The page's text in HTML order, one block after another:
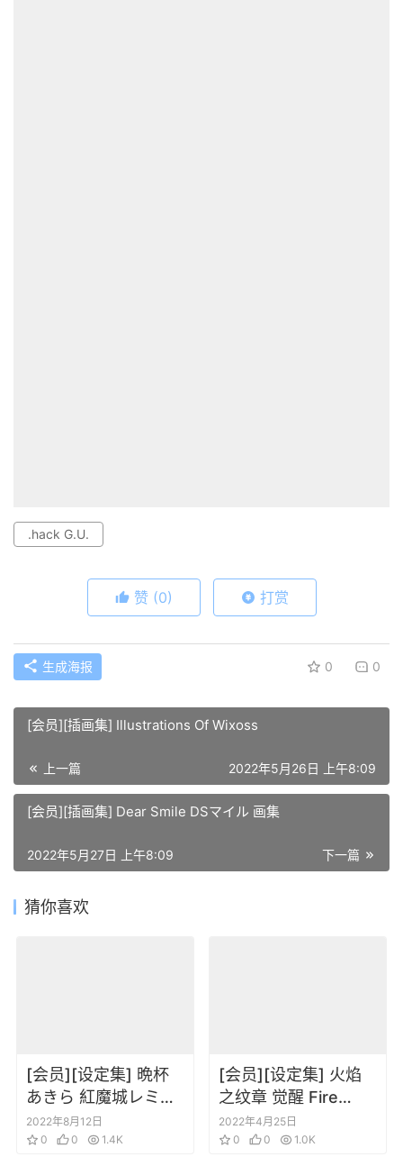
.hack G.U.
赞 (0) 打赏
生成海报 0 0
[会员][插画集] Illustrations Of Wixoss
上一篇 2022年5月26日 上午8:09
[会员][插画集] Dear Smile DSマイル 画集
下一篇
2022年5月27日 上午8:09
猜你喜欢
[会员][设定集] 晩杯
あきら 紅魔城レミリ
ア 緋色の交響曲 設定
資料＋イラスト集
2022年8月12日
0
0 1.4K
[会员][设定集] 火焰
之纹章 觉醒 Fire
Emblem Awakening
2022年4月25日
0
0 1.0K